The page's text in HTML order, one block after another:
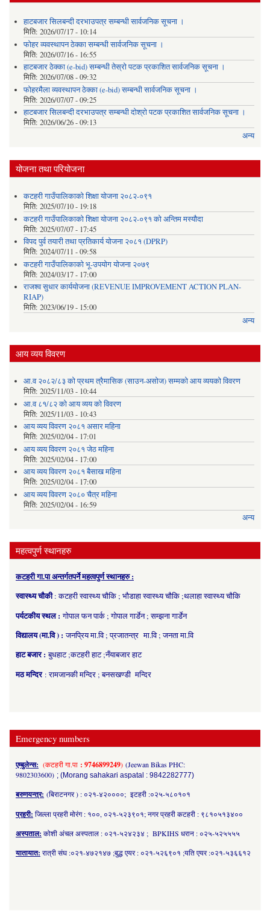
हाटबजार सिलबन्दी दरभाउपत्र सम्बन्धी सार्वजनिक सूचना ।
मिति: 2026/07/17 - 10:14
फोहर व्यवस्थापन ठेक्का सम्बन्धी सार्वजनिक सूचना ।
मिति: 2026/07/16 - 16:55
हाटबजार ठेक्का (e-bid) सम्बन्धी तेस्रो पटक प्रकाशित सार्वजनिक सूचना ।
मिति: 2026/07/08 - 09:32
फोहरमैला व्यवस्थापन ठेक्का (e-bid) सम्बन्धी सार्वजनिक सूचना ।
मिति: 2026/07/07 - 09:25
हाटबजार सिलबन्दी दरभाउपत्र सम्बन्धी दोश्रो पटक प्रकाशित सार्वजनिक सूचना ।
मिति: 2026/06/26 - 09:13
अन्य
योजना तथा परियोजना
कटहरी गाउँपालिकाको शिक्षा योजना २०८२-०९१
मिति: 2025/07/10 - 19:18
कटहरी गाउँपालिकाको शिक्षा योजना २०८२-०९१ को अन्तिम मस्यौदा
मिति: 2025/07/07 - 17:45
विपद पुर्व तयारी तथा प्रतिकार्य योजना २०८१ (DPRP)
मिति: 2024/07/11 - 09:58
कटहरी गाउँपालिकाको भू-उपयोग योजना २०७९
मिति: 2024/03/17 - 17:00
राजश्व सुधार कार्ययोजना (REVENUE IMPROVEMENT ACTION PLAN-
RIAP)
मिति: 2023/06/19 - 15:00
अन्य
आय व्यय विवरण
आ.व २०८२/८३ को प्रथम त्रैमासिक (साउन-असोज) सम्मको आय व्ययको विवरण
मिति: 2025/11/03 - 10:44
आ.व ८१/८२ को आय व्यय को विवरण
मिति: 2025/11/03 - 10:43
आय व्यय विवरण २०८१ असार महिना
मिति: 2025/02/04 - 17:01
आय व्यय विवरण २०८१ जेठ महिना
मिति: 2025/02/04 - 17:00
आय व्यय विवरण २०८१ बैसाख महिना
मिति: 2025/02/04 - 17:00
आय व्यय विवरण २०८० चैत्र महिना
मिति: 2025/02/04 - 16:59
अन्य
महत्वपुर्ण स्थानहरु
कटहरी गा.पा अन्तर्गतपर्ने महत्वपुर्ण स्थानहरु :
स्वास्थ्य चौकी: कटहरी स्वास्थ्य चौकि ; भौडाहा स्वास्थ्य चौकि ;थलाहा स्वास्थ्य चौकि
पर्यटकीय स्थल :गोपाल फन पार्क ; गोपाल गार्डेन ; सम्झना गार्डेन
विद्यालय (मा.वि ) :जनप्रिय मा.वि ; प्रजातन्त्र मा.वि ; जनता मा.वि
हाट बजार :बुधहाट ;कटहरी हाट ;नँयाबजार हाट
मठ मन्दिर : रामजानकी मन्दिर ; बनसखण्डी मन्दिर
Emergency numbers
एम्बुलेन्स: (कटहरी गा.पा : 9746899249) (Jeewan Bikas PHC:
9802303600) ; (Morang sahakari aspatal : 9842282777)
बरुणयन्त्र: (बिराटनगर ) : ०२१-४२००००; इटहरी :०२५-५८०१०१
प्रहरी: जिल्ला प्रहरी मोरंग : १००, ०२१-५२३९०१; नगर प्रहरी कटहरी : ९८१०५१३४००
अस्पताल: कोशी अंचल अस्पताल : ०२१-५२४२३४ ; BPKIHS धरान : ०२५-५२५५५५
यातायात: रात्री संघ :०२१-४७२१४७ ;बुद्ध एयर : ०२१-५२६९०१ ;यति एयर :०२१-५३६६१२